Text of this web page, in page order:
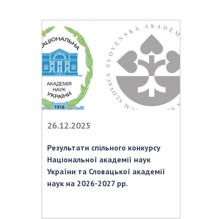
ЗАСІДАННЯ ПРЕЗИДІЇ НАН УКРАЇНИ
НАУКОВІ ВИДАННЯ
МЕДІА ПРО НАС
АКАДЕМІЯ КОМЕНТУЄ
КОНТАКТИ
ПРОФСПІЛКА НАН УКРАЇНИ
КАБІНЕТ
26.12.2025
Результати спільного конкурсу
Національної академії наук
України та Словацької академії
наук на 2026-2027 рр.